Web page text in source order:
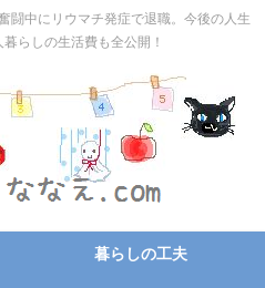
闘中にリウマチ発症で退職。今後の人生
らしの生活費も全公開！
暮らしの工夫